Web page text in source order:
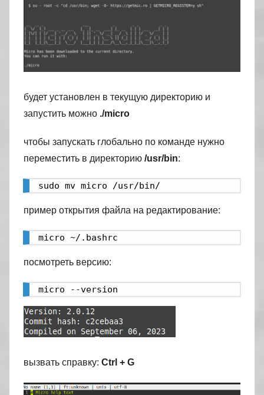
будет установлен в текущую директорию и
запустить можно ./micro
чтобы запускать глобально по команде нужно
переместить в директорию /usr/bin:
sudo mv micro /usr/bin/
пример открытия файла на редактирование:
micro ~/.bashrc
посмотреть версию:
micro --version
вызвать справку: Ctrl + G